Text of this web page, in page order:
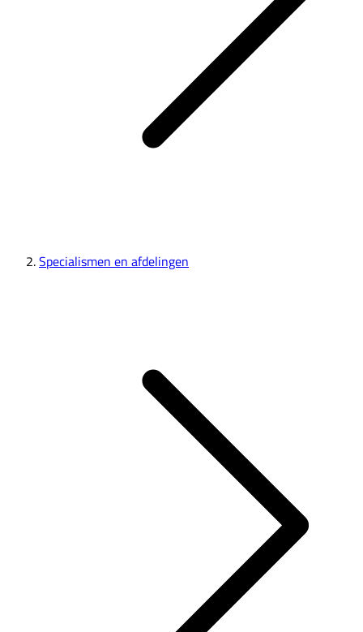
Specialismen en afdelingen